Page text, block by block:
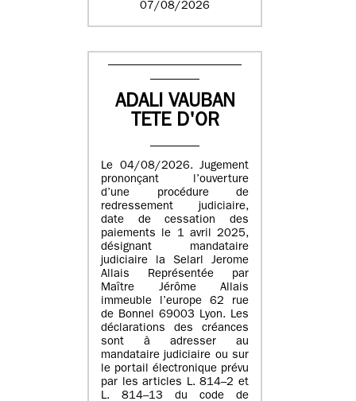
07/08/2026
ADALI VAUBAN
TETE D'OR
Le 04/08/2026. Jugement
prononçant l’ouverture
d’une procédure de
redressement judiciaire,
date de cessation des
paiements le 1 avril 2025,
désignant mandataire
judiciaire la Selarl Jerome
Allais Représentée par
Maître Jérôme Allais
immeuble l’europe 62 rue
de Bonnel 69003 Lyon. Les
déclarations des créances
sont à adresser au
mandataire judiciaire ou sur
le portail électronique prévu
par les articles L. 814–2 et
L. 814–13 du code de